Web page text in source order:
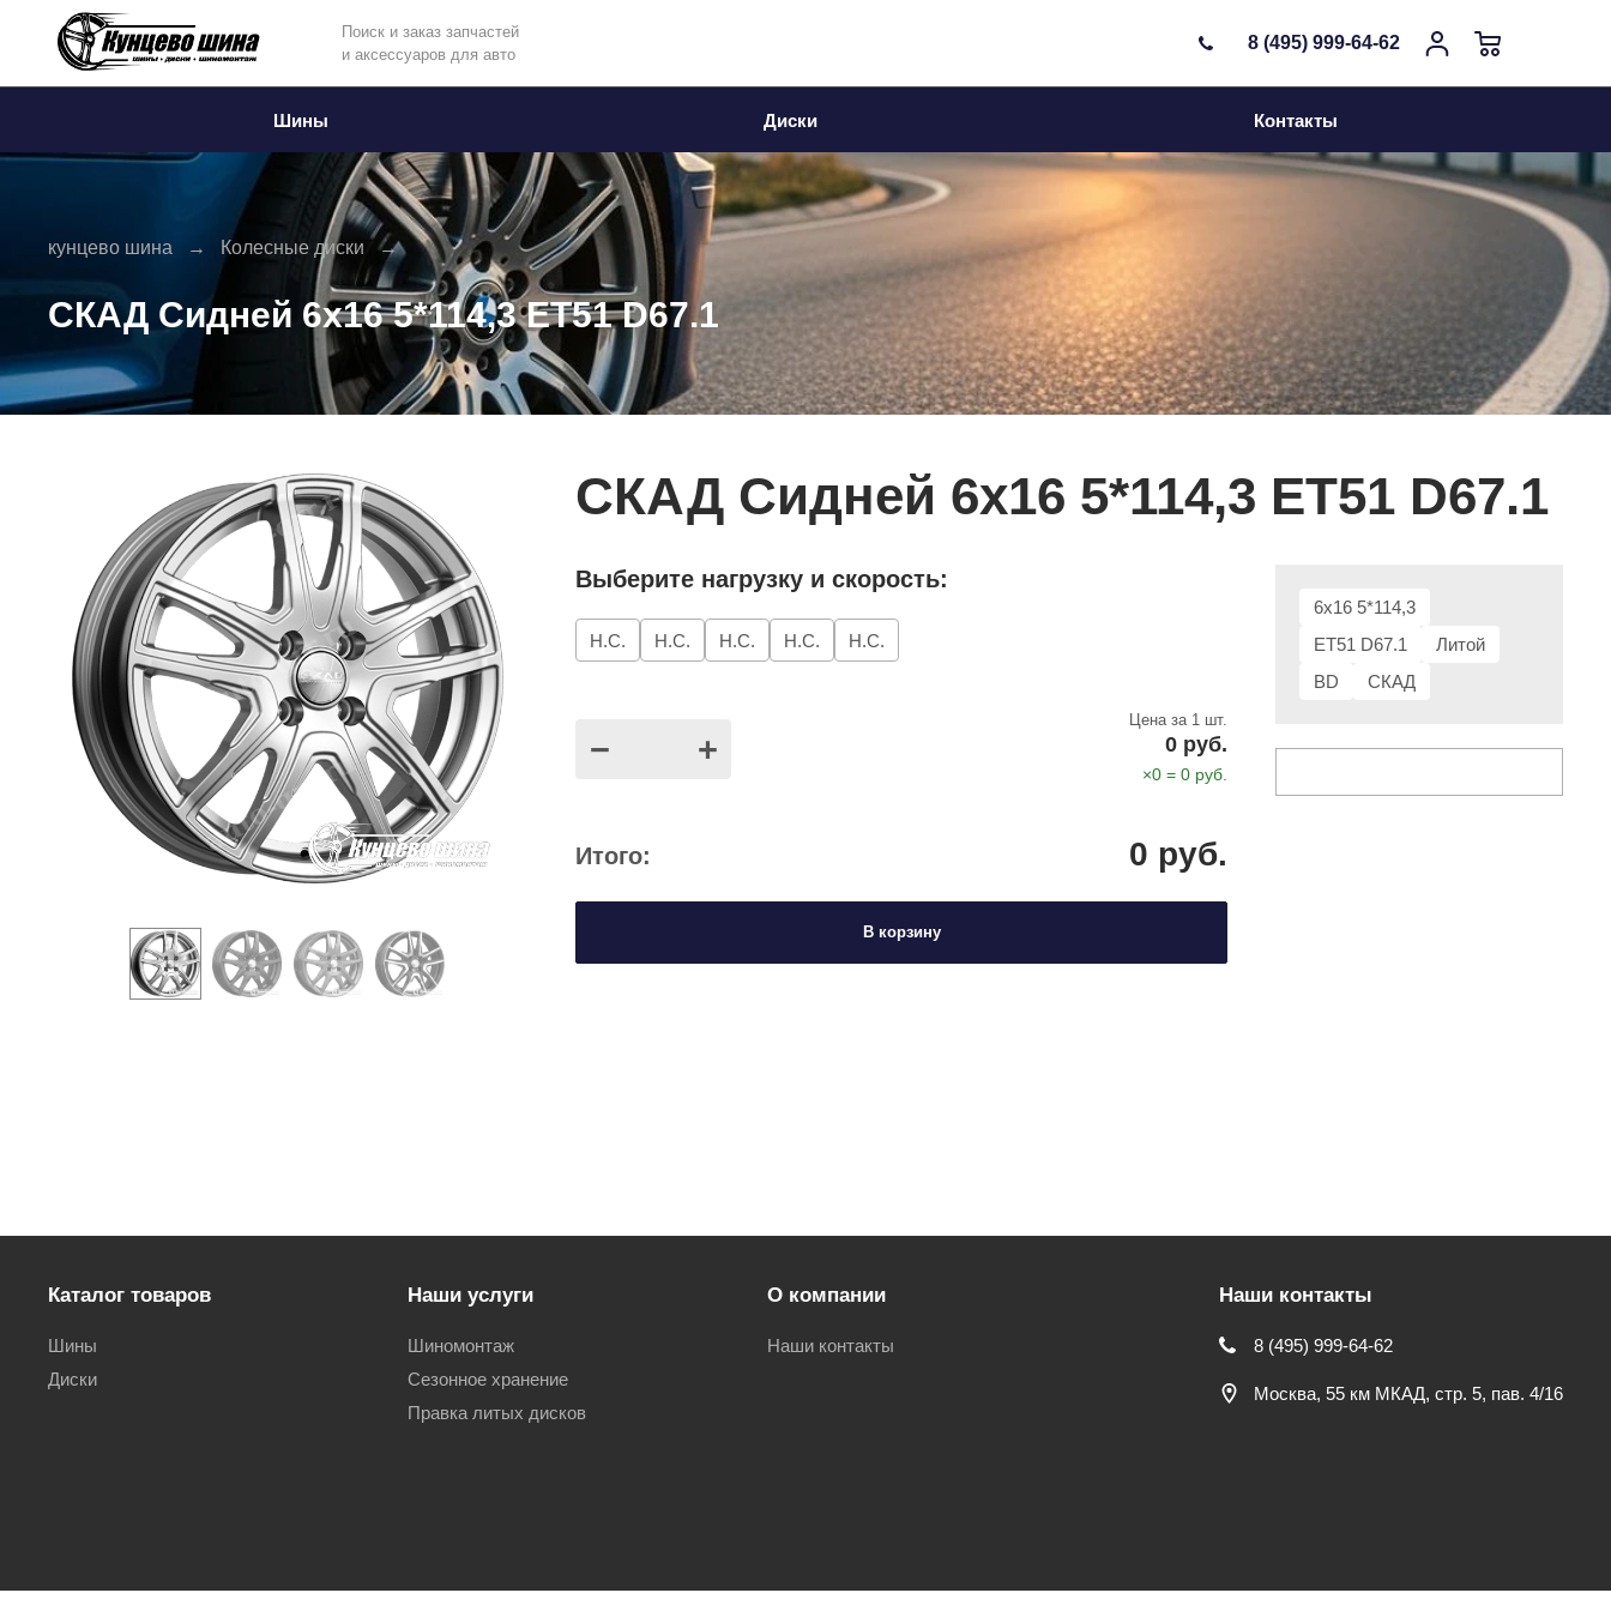
Поиск и заказ запчастей
и аксессуаров для авто
8 (495) 999-64-62
Шины Диски Контакты
кунцево шина Колесные диски
СКАД Сидней 6x16 5*114,3 ET51 D67.1
СКАД Сидней 6x16 5*114,3 ET51 D67.1
6x16 5*114,3
ET51 D67.1
Литой
BD
СКАД
Выберите нагрузку и скорость:
Н.С. Н.С. Н.С. Н.С. Н.С.
− +
Цена за 1 шт.
0 руб.
×0 = 0 руб.
Итого: 0 руб.
В корзину
Каталог товаров
Шины
Диски
Наши услуги
Шиномонтаж
Сезонное хранение
Правка литых дисков
О компании
Наши контакты
Наши контакты
8 (495) 999-64-62
Москва, 55 км МКАД, стр. 5, пав. 4/16